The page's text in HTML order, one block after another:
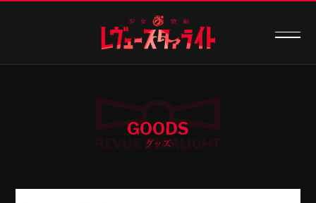
GOODS
グッズ